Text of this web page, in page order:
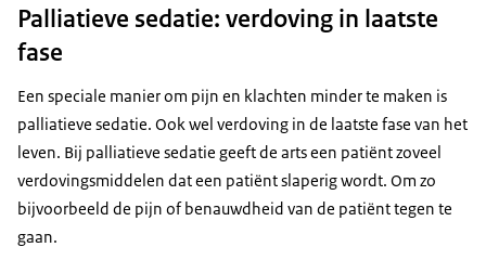
Palliatieve sedatie: verdoving in laatste
fase
Een speciale manier om pijn en klachten minder te maken is
palliatieve sedatie. Ook wel verdoving in de laatste fase van het
leven. Bij palliatieve sedatie geeft de arts een patiënt zoveel
verdovingsmiddelen dat een patiënt slaperig wordt. Om zo
bijvoorbeeld de pijn of benauwdheid van de patiënt tegen te
gaan.